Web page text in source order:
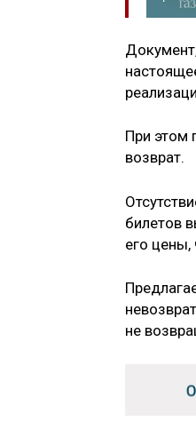
При этом
возврат.
билетов
его цены,
не